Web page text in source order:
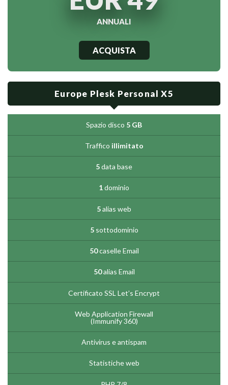
ANNUALI
ACQUISTA
Europe Plesk Personal X5
Spazio disco 5 GB
Traffico illimitato
5data base
1dominio
5alias web
5sottodominio
50caselle Email
50alias Email
Certificato SSL Let’s Encrypt
Web Application Firewall
(Immunify 360)
Antivirus e antispam
Statistiche web